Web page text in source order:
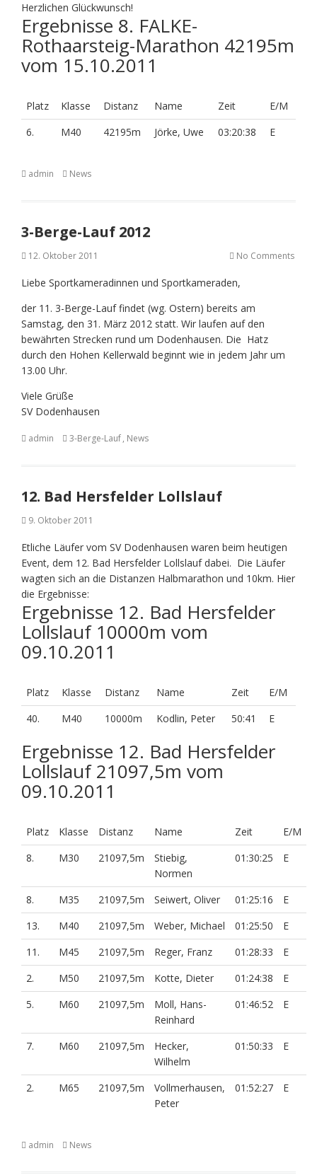
Herzlichen Glückwunsch!
Ergebnisse 8. FALKE-
Rothaarsteig-Marathon 42195m
vom 15.10.2011
Platz Klasse Distanz Name Zeit
E/M
6.
M40 42195m Jörke, Uwe 03:20:38 E
admin News
3-Berge-Lauf 2012
12. Oktober 2011 No Comments
Liebe Sportkameradinnen und Sportkameraden,
der 11. 3-Berge-Lauf findet (wg. Ostern) bereits am
Samstag, den 31. März 2012 statt. Wir laufen auf den
bewährten Strecken rund um Dodenhausen. Die Hatz
durch den Hohen Kellerwald beginnt wie in jedem Jahr um
13.00 Uhr.
Viele Grüße
SV Dodenhausen
admin 3-Berge-Lauf, News
12. Bad Hersfelder Lollslauf
9. Oktober 2011
Etliche Läufer vom SV Dodenhausen waren beim heutigen
Event, dem 12. Bad Hersfelder Lollslauf dabei. Die Läufer
wagten sich an die Distanzen Halbmarathon und 10km. Hier
die Ergebnisse:
Ergebnisse 12. Bad Hersfelder
Lollslauf 10000m vom
09.10.2011
Platz Klasse Distanz Name Zeit
E/M
40.
M40 10000m Kodlin, Peter 50:41 E
Ergebnisse 12. Bad Hersfelder
Lollslauf 21097,5m vom
09.10.2011
Platz Klasse Distanz Name Zeit
E/M
8.
M30 21097,5m
Stiebig,
Normen
01:30:25 E
8. M35 21097,5m Seiwert, Oliver 01:25:16
E
13.
M40 21097,5m Weber, Michael 01:25:50
E
11.
M45 21097,5m Reger, Franz 01:28:33
E
2.
M50 21097,5m Kotte, Dieter 01:24:38
E
5.
M60 21097,5m
Moll, Hans-
Reinhard
01:46:52 E
7. M60 21097,5m
Hecker,
Wilhelm
01:50:33 E
2. M65 21097,5m
Vollmerhausen,
Peter
01:52:27 E
admin News